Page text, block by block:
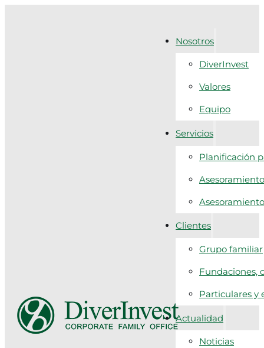
Nosotros
DiverInvest
Valores
Equipo
Servicios
Planificación
Clientes
Grupo familiar
Fundaciones,
Particulares y
Actualidad
Noticias